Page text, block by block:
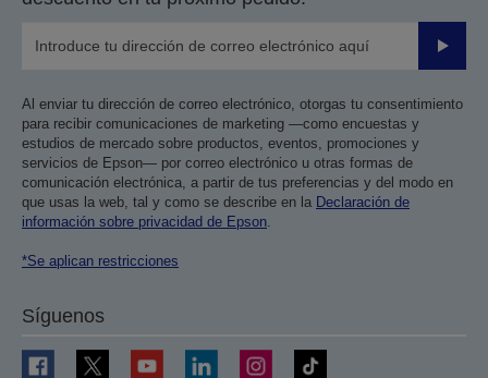
Enviar
Al enviar tu dirección de correo electrónico, otorgas tu consentimiento
para recibir comunicaciones de marketing —como encuestas y
estudios de mercado sobre productos, eventos, promociones y
servicios de Epson— por correo electrónico u otras formas de
comunicación electrónica, a partir de tus preferencias y del modo en
que usas la web, tal y como se describe en la Declaración de
información sobre privacidad de Epson.
*Se aplican restricciones
Síguenos